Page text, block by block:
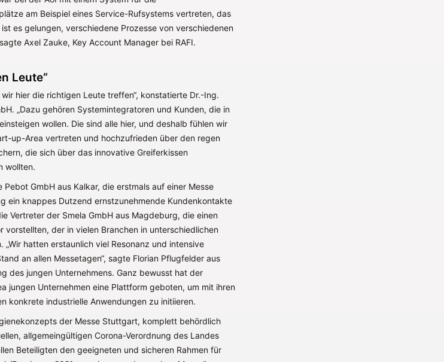
am Beispiel eines Service-Rufsystems vertreten, das
es gelungen, verschiedene Prozesse von verschiedenen
Axel Zauke, Key Account Manager bei RAFI.
Leute“
hier die richtigen Leute treffen“, konstatierte Dr.-Ing.
„Dazu gehören Systemintegratoren und Kunden, die in
wollen. Die sind alle hier, und deshalb fühlen wir
up-Area vertreten und hochzufrieden über den regen
die sich über das innovative Greiferkissen
wollten.
GmbH aus Kalkar, die erstmals auf einer Messe
ein knappes Dutzend ernstzunehmende Kundenkontakte
Vertreter der Smela GmbH aus Magdeburg, die einen
der in vielen Branchen in unterschiedlichen
hatten erstaunlich viel Resonanz und intensive
an allen Messetagen“, sagte Florian Pflugfelder aus
des jungen Unternehmens. Ganz bewusst hat der
jungen Unternehmen eine Plattform geboten, um mit ihren
konkrete industrielle Anwendungen zu initiieren.
der Messe Stuttgart, komplett behördlich
allgemeingültigen Corona-Verordnung des Landes
Beteiligten den geeigneten und sicheren Rahmen für